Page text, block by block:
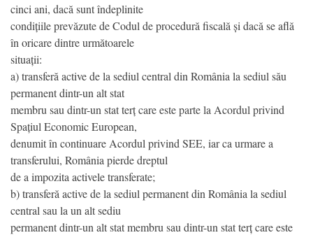
cinci ani, dacă sunt îndeplinite
condițiile prevăzute de Codul de procedură fiscală și dacă se află
în oricare dintre următoarele
situații:
a) transferă active de la sediul central din România la sediul său
permanent dintr-un alt stat
membru sau dintr-un stat terț care este parte la Acordul privind
Spațiul Economic European,
denumit în continuare Acordul privind SEE, iar ca urmare a
transferului, România pierde dreptul
de a impozita activele transferate;
b) transferă active de la sediul permanent din România la sediul
central sau la un alt sediu
permanent dintr-un alt stat membru sau dintr-un stat terț care este